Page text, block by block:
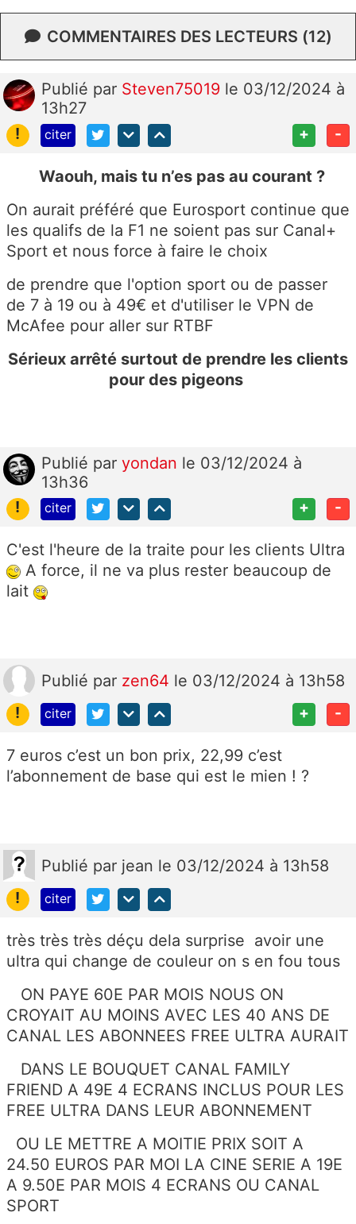
COMMENTAIRES DES LECTEURS (12)
Publié par Steven75019 le 03/12/2024 à
13h27
!
citer + -
Waouh, mais tu n’es pas au courant ?
On aurait préféré que Eurosport continue que
les qualifs de la F1 ne soient pas sur Canal+
Sport et nous force à faire le choix
de prendre que l'option sport ou de passer
de 7 à 19 ou à 49€ et d'utiliser le VPN de
McAfee pour aller sur RTBF
Sérieux arrêté surtout de prendre les clients
pour des pigeons
Publié par yondan le 03/12/2024 à
13h36
!
citer + -
C'est l'heure de la traite pour les clients Ultra
A force, il ne va plus rester beaucoup de
lait
Publié par zen64 le 03/12/2024 à 13h58
!
citer + -
7 euros c’est un bon prix, 22,99 c’est
l’abonnement de base qui est le mien ! ?
Publié par jean le 03/12/2024 à 13h58
!
citer
très très très déçu dela surprise avoir une
ultra qui change de couleur on s en fou tous
ON PAYE 60E PAR MOIS NOUS ON
CROYAIT AU MOINS AVEC LES 40 ANS DE
CANAL LES ABONNEES FREE ULTRA AURAIT
DANS LE BOUQUET CANAL FAMILY
FRIEND A 49E 4 ECRANS INCLUS POUR LES
FREE ULTRA DANS LEUR ABONNEMENT
OU LE METTRE A MOITIE PRIX SOIT A
24.50 EUROS PAR MOI LA CINE SERIE A 19E
A 9.50E PAR MOIS 4 ECRANS OU CANAL
SPORT